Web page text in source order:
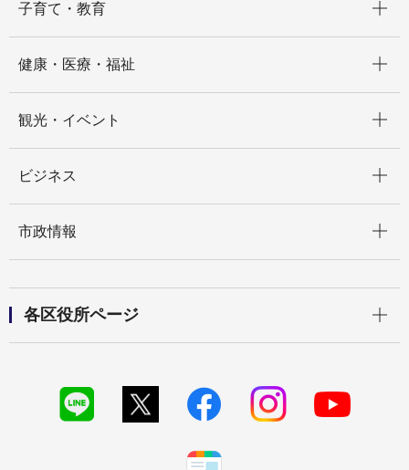
子育て・教育
健康・医療・福祉
観光・イベント
ビジネス
市政情報
各区役所ページ